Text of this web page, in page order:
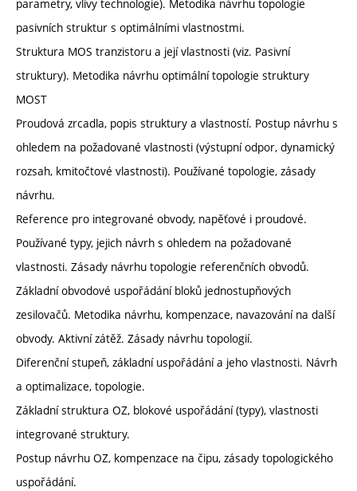
parametry, vlivy technologie). Metodika návrhu topologie
pasivních struktur s optimálními vlastnostmi.
Struktura MOS tranzistoru a její vlastnosti (viz. Pasivní
struktury). Metodika návrhu optimální topologie struktury
MOST
Proudová zrcadla, popis struktury a vlastností. Postup návrhu s
ohledem na požadované vlastnosti (výstupní odpor, dynamický
rozsah, kmitočtové vlastnosti). Používané topologie, zásady
návrhu.
Reference pro integrované obvody, napěťové i proudové.
Používané typy, jejich návrh s ohledem na požadované
vlastnosti. Zásady návrhu topologie referenčních obvodů.
Základní obvodové uspořádání bloků jednostupňových
zesilovačů. Metodika návrhu, kompenzace, navazování na další
obvody. Aktivní zátěž. Zásady návrhu topologií.
Diferenční stupeň, základní uspořádání a jeho vlastnosti. Návrh
a optimalizace, topologie.
Základní struktura OZ, blokové uspořádání (typy), vlastnosti
integrované struktury.
Postup návrhu OZ, kompenzace na čipu, zásady topologického
uspořádání.